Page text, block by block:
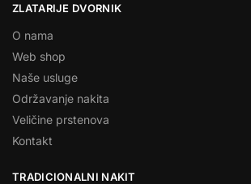
ZLATARIJE DVORNIK
O nama
Web shop
Naše usluge
Održavanje nakita
Veličine prstenova
Kontakt
TRADICIONALNI NAKIT